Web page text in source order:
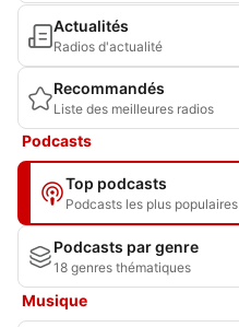
Actualités
Radios d'actualité
Recommandés
Liste des meilleures radios
Podcasts
Top podcasts
Podcasts les plus populaires
Podcasts par genre
18 genres thématiques
Musique